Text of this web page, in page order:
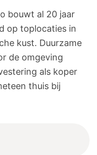
bouwt al 20 jaar
op toplocaties in
kust. Duurzame
de omgeving
als koper
thuis bij